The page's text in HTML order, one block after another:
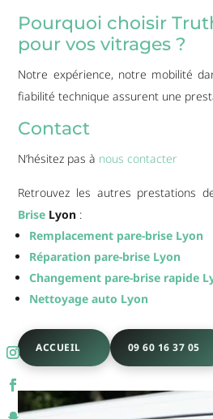
Pourquoi choisir
pour vos vitrages ?
Notre expérience, notre mobilité
fiabilité technique assurent une
Contact
N’hésitez pas à nous contacter
Retrouvez les autres prestations
Brise Lyon :
Remplacement pare-brise Lyon
Réparation pare-brise Lyon
Changement pare-brise rapide
Nettoyage auto Lyon
ACCUEIL 09 60 16 37 05